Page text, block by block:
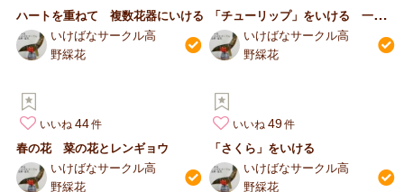
ハートを重ねて 複数花器にいける
いけばなサークル高
野綵花
「
チューリップ」をいける 一種いけ
いけばなサークル高
野綵花
いいね 44
春の花 菜の花とレンギョウ
いけばなサークル高
野綵花
いいね 49
「さくら」をいける
いけばなサークル高
野綵花